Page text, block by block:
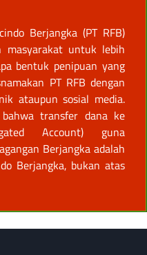
Berjangka (PT RFB)
masyarakat untuk lebih
bentuk penipuan yang
PT RFB dengan
ataupun sosial media.
transfer dana ke
Account) guna
Berjangka adalah
Berjangka, bukan atas